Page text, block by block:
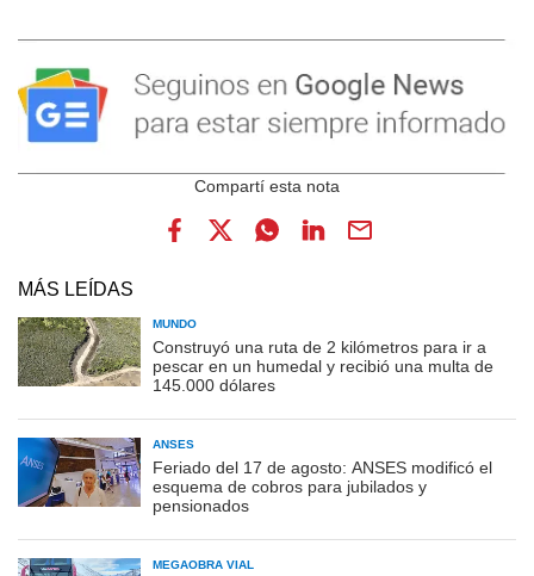
MÁS LEÍDAS
MUNDO
Construyó una ruta de 2 kilómetros para ir a
pescar en un humedal y recibió una multa de
145.000 dólares
ANSES
Feriado del 17 de agosto: ANSES modificó el
esquema de cobros para jubilados y
pensionados
MEGAOBRA VIAL